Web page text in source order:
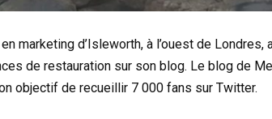
en marketing d’Isleworth, à l’ouest de
de restauration sur son blog. Le blog de
objectif de recueillir 7 000 fans sur Twitter.